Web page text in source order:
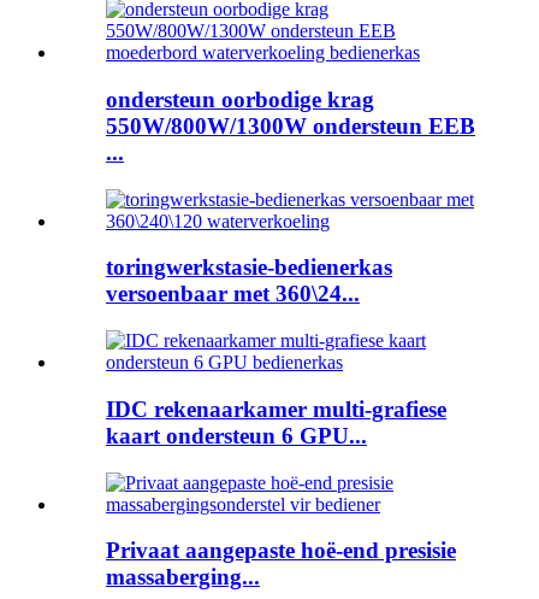
ondersteun oorbodige krag
550W/800W/1300W ondersteun EEB
...
toringwerkstasie-bedienerkas
versoenbaar met 360\24...
IDC rekenaarkamer multi-grafiese
kaart ondersteun 6 GPU...
Privaat aangepaste hoë-end presisie
massaberging...